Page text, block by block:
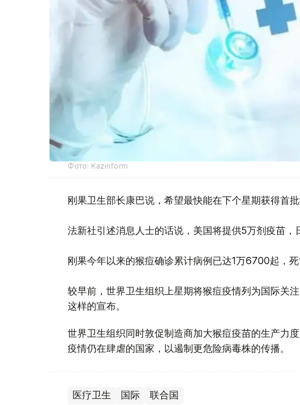
Фото: Kazinform
刚果卫生部长康巴说，希望最快能在下个星期获得首批
法新社引述消息人士的话说，美国将提供5万剂疫苗，
刚果今年以来的猴痘确诊累计病例已达1万6700起，死
较早前，世界卫生组织上星期将猴痘疫情列为国际关
这样的宣布。
世界卫生组织同时敦促制造商加大猴痘疫苗的生产力
疫情仍在肆虐的国家，以遏制更危险病毒株的传播。
医疗卫生 国际 联合国